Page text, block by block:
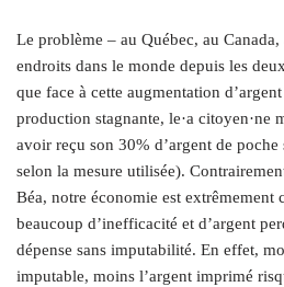
Le problème – au Québec, au
endroits dans le monde depuis les
que face à cette augmentation
production stagnante, le·a citoyen·ne
avoir reçu son 30% d’argent de
selon la mesure utilisée).
Béa, notre économie est extrêmement
beaucoup d’inefficacité et d’argent
dépense sans imputabilité. En effet,
imputable, moins l’argent imprimé